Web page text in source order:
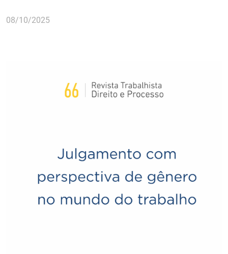
08/10/2025